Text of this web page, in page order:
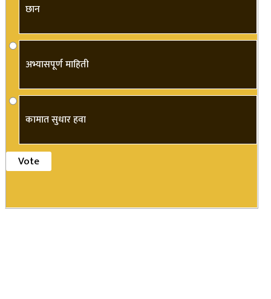
छान
अभ्यासपूर्ण माहिती
कामात सुधार हवा